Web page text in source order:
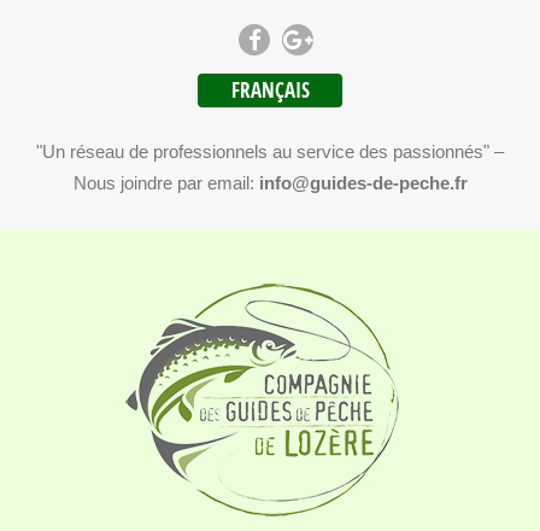
FRANÇAIS
"Un réseau de professionnels au service des passionnés" –
Nous joindre par email: info@guides-de-peche.fr